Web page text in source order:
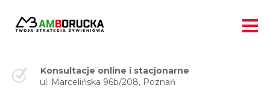
Konsultacje online i stacjonarne
ul. Marcelińska 96b/208, Poznań